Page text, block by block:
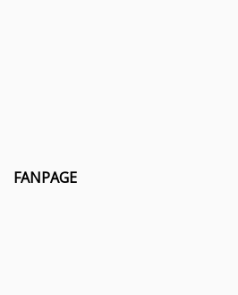
FANPAGE